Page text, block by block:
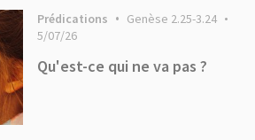
Prédications
Genèse 2.25-3.24
5/07/26
Qu'est-ce qui ne va pas ?